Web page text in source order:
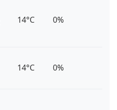
14°C 0%
14°C 0%